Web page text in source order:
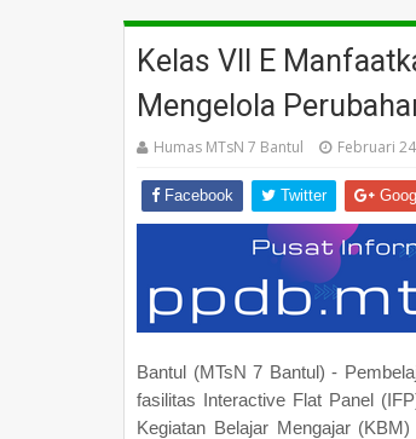
Kelas VII E
Mengelola
Humas MTsN 7 Bantul Februari
Facebook Twitter
Bantul (MTsN 7 Bantul) -
fasilitas Interactive Flat Panel
Kegiatan Belajar Mengajar